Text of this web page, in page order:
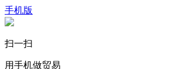
手机版
扫一扫
用手机做贸易